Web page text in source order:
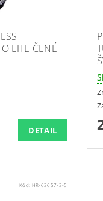
LITE ČENÉ
DETAIL
Kód: HR-63657-3-5